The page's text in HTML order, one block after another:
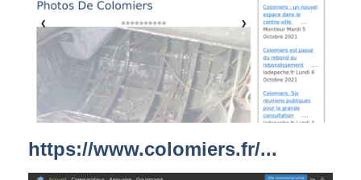
https://www.colomiers.fr/...